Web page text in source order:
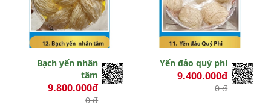
Bạch yến nhân
tâm
9.800.000đ
0 đ
Yến đảo quý phi
9.400.000đ
0 đ